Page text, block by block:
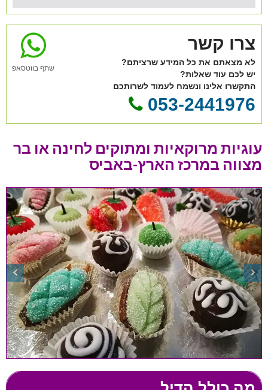
שתף בווטסאפ
צרו קשר
לא מצאתם את כל המידע שרציתם?
יש לכם עוד שאלות?
התקשרו אלינו ונשמח לעמוד לשרותכם
053-2441976
עוגיות מרוקאיות ומתוקים לחינה או בר
מצווה במרכז הארץ-באביס